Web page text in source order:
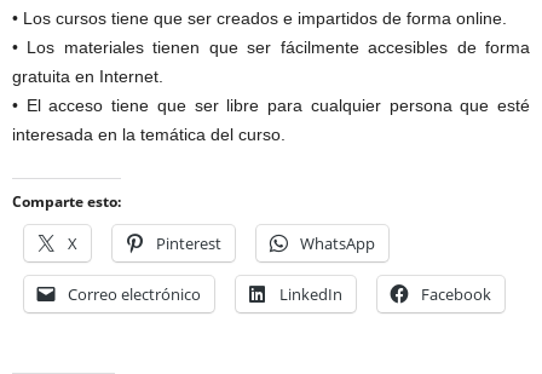
• Los cursos tiene que ser creados e impartidos de forma online.
• Los materiales tienen que ser fácilmente accesibles de forma
gratuita en Internet.
• El acceso tiene que ser libre para cualquier persona que esté
interesada en la temática del curso.
Comparte esto:
X Pinterest WhatsApp
Correo electrónico LinkedIn Facebook